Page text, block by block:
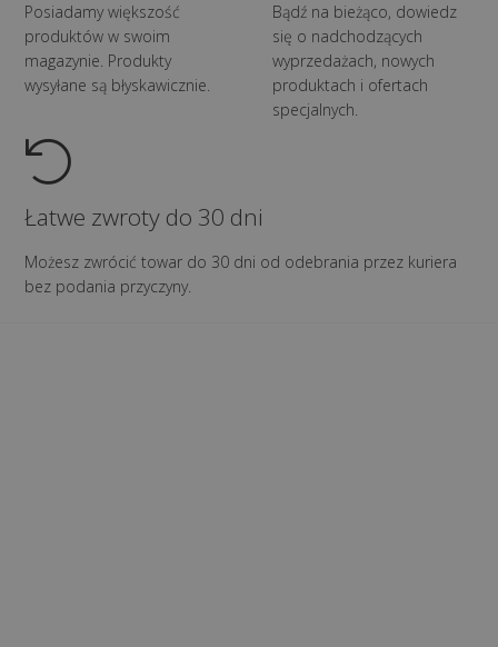
Posiadamy większość
produktów w swoim
magazynie. Produkty
wysyłane są błyskawicznie.
Bądź na bieżąco, dowiedz
się o nadchodzących
wyprzedażach, nowych
produktach i ofertach
specjalnych.
Łatwe zwroty do 30 dni
Możesz zwrócić towar do 30 dni od odebrania przez kuriera
bez podania przyczyny.